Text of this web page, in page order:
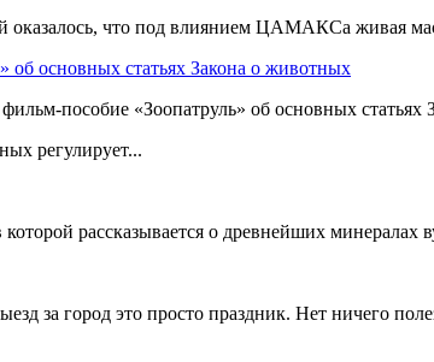
оказалось, что под влиянием ЦАМАКСа живая
об основных статьях Закона о животных
пособие «Зоопатруль» об основных статьях
регулирует...
которой рассказывается о древнейших
за город это просто праздник. Нет ничего